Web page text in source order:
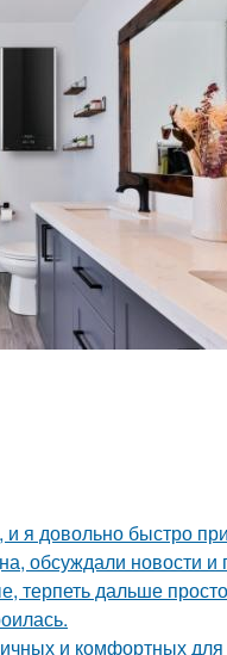
я довольно быстро
обсуждали новости и
терпеть дальше
и комфортных